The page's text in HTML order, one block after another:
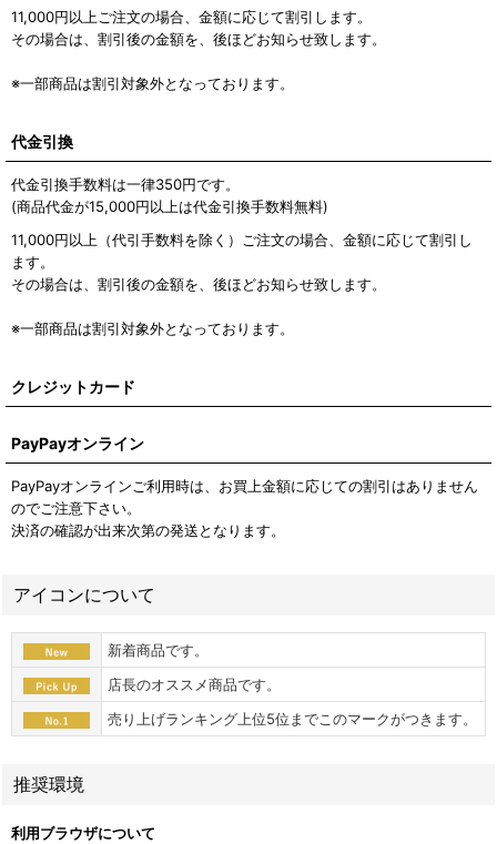
11,000円以上ご注文の場合、金額に応じて割引します。
その場合は、割引後の金額を、後ほどお知らせ致します。
※一部商品は割引対象外となっております。
代金引換
代金引換手数料は一律350円です。
(商品代金が15,000円以上は代金引換手数料無料)
11,000円以上（代引手数料を除く）ご注文の場合、金額に応じて割引し
ます。
その場合は、割引後の金額を、後ほどお知らせ致します。
※一部商品は割引対象外となっております。
クレジットカード
PayPayオンライン
PayPayオンラインご利用時は、お買上金額に応じての割引はありません
のでご注意下さい。
決済の確認が出来次第の発送となります。
アイコンについて
新着商品です。
店長のオススメ商品です。
売り上げランキング上位5位までこのマークがつきます。
推奨環境
利用ブラウザについて